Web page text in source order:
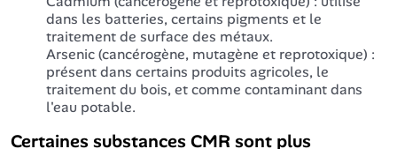
dans les batteries, certains pigments et le
traitement de surface des métaux.
Arsenic (cancérogène, mutagène et reprotoxique) :
présent dans certains produits agricoles, le
traitement du bois, et comme contaminant dans
l'eau potable.
Certaines substances CMR sont plus